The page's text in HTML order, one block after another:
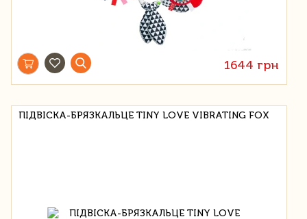
1644 грн
ПІДВІСКА-БРЯЗКАЛЬЦЕ TINY LOVE VIBRATING FOX